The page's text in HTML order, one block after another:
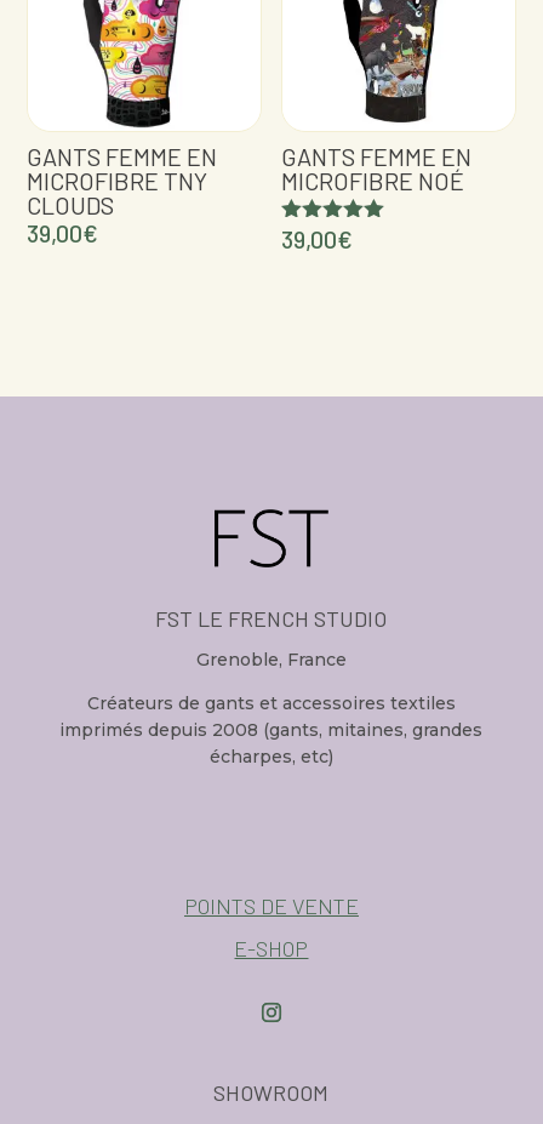
GANTS FEMME EN
MICROFIBRE TNY
CLOUDS
39,00€
GANTS FEMME EN
MICROFIBRE NOÉ
Note
5.00
39,00€
FST LE FRENCH STUDIO
Grenoble, France
Créateurs de gants et accessoires textiles
imprimés depuis 2008 (gants, mitaines, grandes
écharpes, etc)
POINTS DE VENTE
E-SHOP
SHOWROOM